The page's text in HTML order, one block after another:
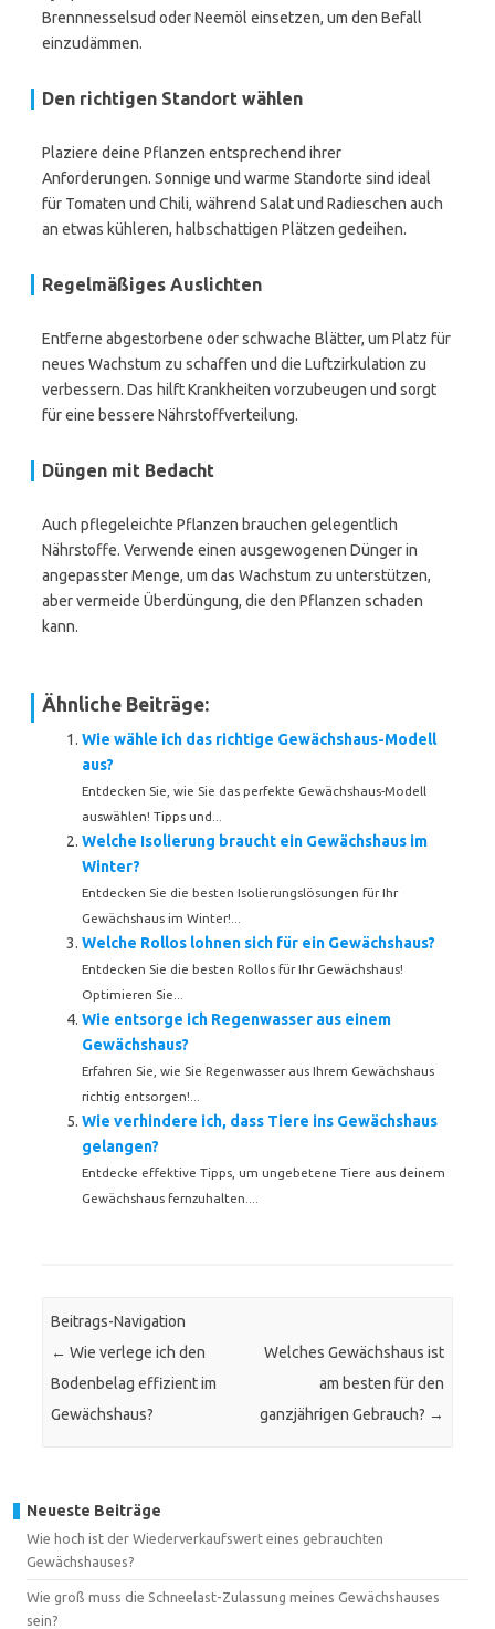
Brennnesselsud oder Neemöl einsetzen, um den Befall
einzudämmen.
Den richtigen Standort wählen
Plaziere deine Pflanzen entsprechend ihrer
Anforderungen. Sonnige und warme Standorte sind ideal
für Tomaten und Chili, während Salat und Radieschen auch
an etwas kühleren, halbschattigen Plätzen gedeihen.
Regelmäßiges Auslichten
Entferne abgestorbene oder schwache Blätter, um Platz für
neues Wachstum zu schaffen und die Luftzirkulation zu
verbessern. Das hilft Krankheiten vorzubeugen und sorgt
für eine bessere Nährstoffverteilung.
Düngen mit Bedacht
Auch pflegeleichte Pflanzen brauchen gelegentlich
Nährstoffe. Verwende einen ausgewogenen Dünger in
angepasster Menge, um das Wachstum zu unterstützen,
aber vermeide Überdüngung, die den Pflanzen schaden
kann.
Ähnliche Beiträge:
Wie wähle ich das richtige Gewächshaus-Modell
aus?
Entdecken Sie, wie Sie das perfekte Gewächshaus-Modell
auswählen! Tipps und...
Welche Isolierung braucht ein Gewächshaus im
Winter?
Entdecken Sie die besten Isolierungslösungen für Ihr
Gewächshaus im Winter!...
Welche Rollos lohnen sich für ein Gewächshaus?
Entdecken Sie die besten Rollos für Ihr Gewächshaus!
Optimieren Sie...
Wie entsorge ich Regenwasser aus einem
Gewächshaus?
Erfahren Sie, wie Sie Regenwasser aus Ihrem Gewächshaus
richtig entsorgen!...
Wie verhindere ich, dass Tiere ins Gewächshaus
gelangen?
Entdecke effektive Tipps, um ungebetene Tiere aus deinem
Gewächshaus fernzuhalten....
Beitrags-Navigation
← Wie verlege ich den
Bodenbelag effizient im
Gewächshaus?
Welches Gewächshaus ist
am besten für den
ganzjährigen Gebrauch? →
Neueste Beiträge
Wie hoch ist der Wiederverkaufswert eines gebrauchten
Gewächshauses?
Wie groß muss die Schneelast-Zulassung meines Gewächshauses
sein?